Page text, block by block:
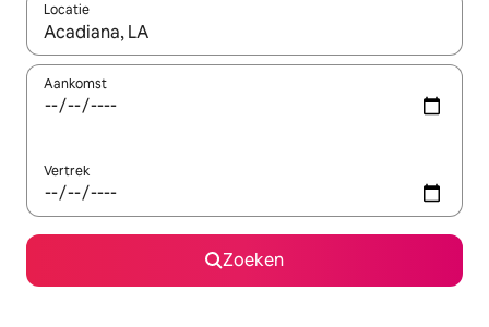
Locatie
Wanneer er suggesties beschikbaar zijn, maak je een keuze
Aankomst
Vertrek
Zoeken